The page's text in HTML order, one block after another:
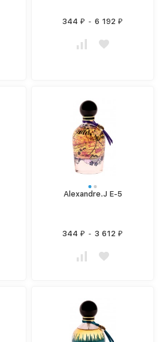
344₽ - 6 192₽
Alexandre.J E-5
344₽ - 3 612₽